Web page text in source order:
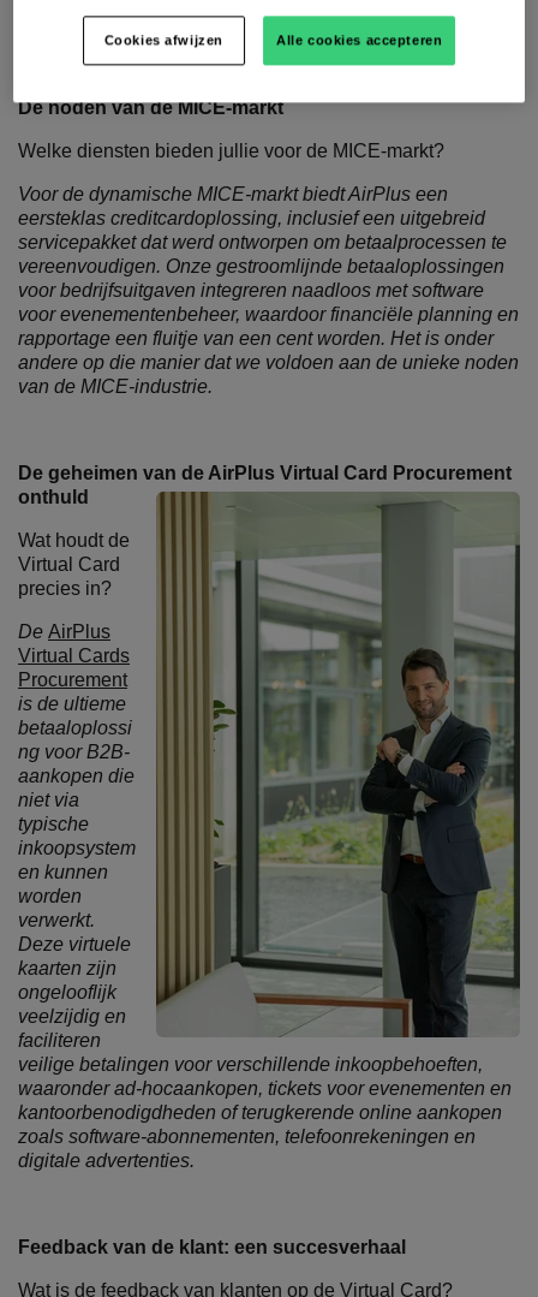
optimaliseren.
De noden van de MICE-markt
Welke diensten bieden jullie voor de MICE-markt?
Voor de dynamische MICE-markt biedt AirPlus een
eersteklas creditcardoplossing, inclusief een uitgebreid
servicepakket dat werd ontworpen om betaalprocessen te
vereenvoudigen. Onze gestroomlijnde betaaloplossingen
voor bedrijfsuitgaven integreren naadloos met software
voor evenementenbeheer, waardoor financiële planning en
rapportage een fluitje van een cent worden. Het is onder
andere op die manier dat we voldoen aan de unieke noden
van de MICE-industrie.
De geheimen van de AirPlus Virtual Card Procurement
onthuld
Wat houdt de
Virtual Card
precies in?
De AirPlus
Virtual Cards
Procurement
is de ultieme
betaaloplossi
ng voor B2B-
aankopen die
niet via
typische
inkoopsystem
en kunnen
worden
verwerkt.
Deze virtuele
kaarten zijn
ongelooflijk
veelzijdig en
faciliteren
veilige betalingen voor verschillende inkoopbehoeften,
waaronder ad-hocaankopen, tickets voor evenementen en
kantoorbenodigdheden of terugkerende online aankopen
zoals software-abonnementen, telefoonrekeningen en
digitale advertenties.
Feedback van de klant: een succesverhaal
Wat is de feedback van klanten op de Virtual Card?
Cookies afwijzen Alle cookies accepteren